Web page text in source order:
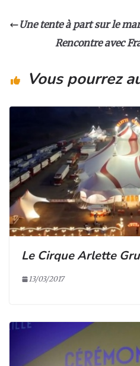
a
m
e
b
o
e
dI
Une tente à part sur le
Rencontre avec
Vous pourrez
Le Cirque Arlette
13/03/2017